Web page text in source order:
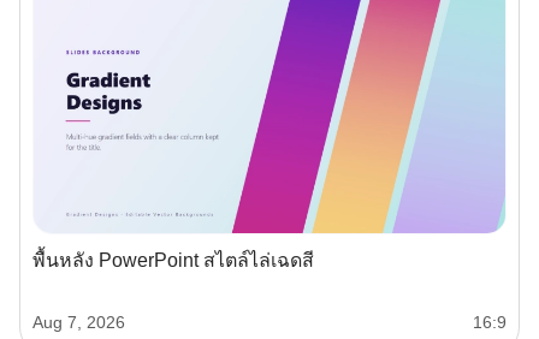
พื้นหลัง PowerPoint สไตล์ไล่เฉดสี
Aug 7, 2026 16:9